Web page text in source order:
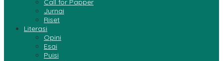
Call for Papper
Jurnai
Riset
Literasi
Opini
Esai
Puisi